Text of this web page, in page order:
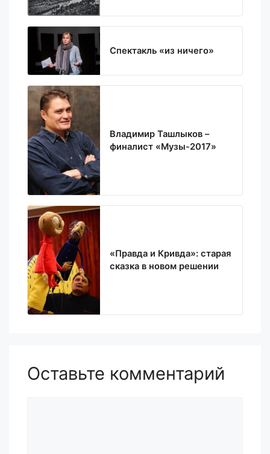
Спектакль «из ничего»
Владимир Ташлыков –
финалист «Музы-2017»
«Правда и Кривда»: старая
сказка в новом решении
Оставьте комментарий